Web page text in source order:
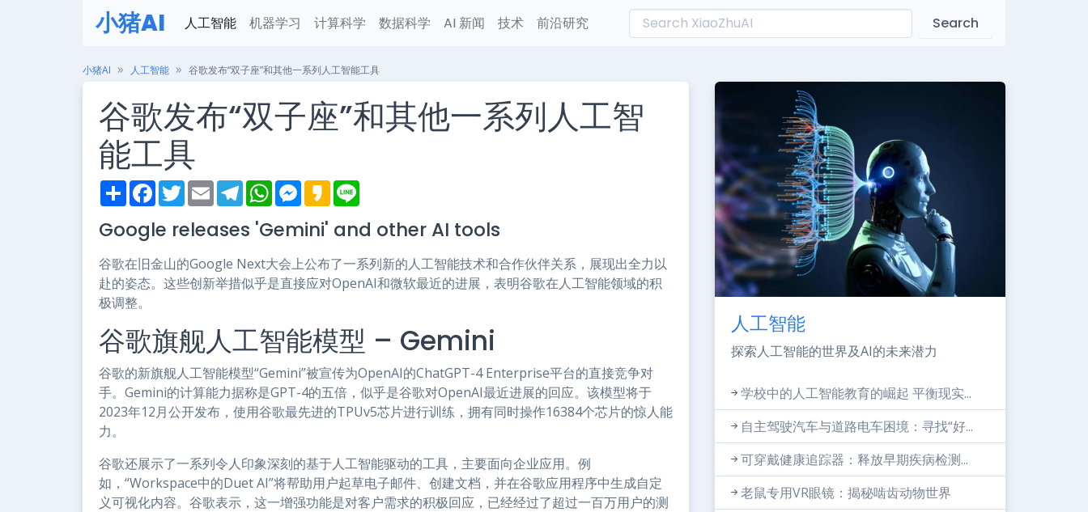
小猪AI 人工智能 机器学习 计算科学 数据科学 AI 新闻 技术 前沿研究 Search
小猪AI 人工智能 谷歌发布“双子座”和其他一系列人工智能工具
谷歌发布“双子座”和其他一系列人工智
能工具
S
h
r
e
F
a
e
b
o
T
w
t
t
r
E
m
i
l
T
e
e
g
a
m
W
h
t
s
p
p
M
e
s
e
g
e
r
K
a
a
o
e
Google releases 'Gemini' and other AI tools
谷歌在旧金山的Google Next大会上公布了一系列新的人工智能技术和合作伙伴关系，展现出全力以
赴的姿态。这些创新举措似乎是直接应对OpenAI和微软最近的进展，表明谷歌在人工智能领域的积
极调整。
谷歌旗舰人工智能模型 – Gemini
谷歌的新旗舰人工智能模型“Gemini”被宣传为OpenAI的ChatGPT-4 Enterprise平台的直接竞争对
手。Gemini的计算能力据称是GPT-4的五倍，似乎是谷歌对OpenAI最近进展的回应。该模型将于
2023年12月公开发布，使用谷歌最先进的TPUv5芯片进行训练，拥有同时操作16384个芯片的惊人能
力。
谷歌还展示了一系列令人印象深刻的基于人工智能驱动的工具，主要面向企业应用。例
如，“Workspace中的Duet AI”将帮助用户起草电子邮件、创建文档，并在谷歌应用程序中生成自定
义可视化内容。谷歌表示，这一增强功能是对客户需求的积极回应，已经经过了超过一百万用户的测
人工智能
探索人工智能的世界及AI的未来潜力
学校中的人工智能教育的崛起 平衡现实...
自主驾驶汽车与道路电车困境：寻找“好...
可穿戴健康追踪器：释放早期疾病检测...
老鼠专用VR眼镜：揭秘啮齿动物世界